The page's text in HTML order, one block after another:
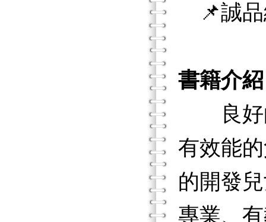
📌誠品
書籍介紹
良好的
有效能
的開發
專業、